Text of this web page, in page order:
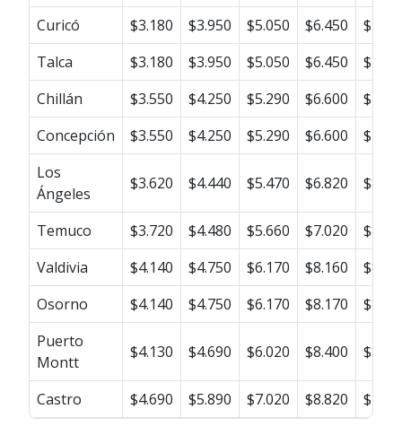
Curicó
$3.180 $3.950 $5.050 $6.450
Talca
$3.180 $3.950 $5.050 $6.450
Chillán
$3.550 $4.250 $5.290 $6.600
Concepción
$3.550 $4.250 $5.290 $6.600
Los
Ángeles
$3.620 $4.440 $5.470 $6.820
Temuco $3.720 $4.480 $5.660 $7.020
Valdivia
$4.140 $4.750 $6.170 $8.160
Osorno
$4.140 $4.750 $6.170 $8.170
Puerto
Montt
$4.130 $4.690 $6.020 $8.400
Castro $4.690 $5.890 $7.020 $8.820